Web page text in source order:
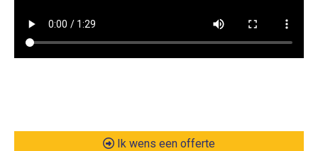
Ik wens een offerte